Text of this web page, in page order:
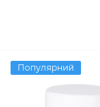
Популярний